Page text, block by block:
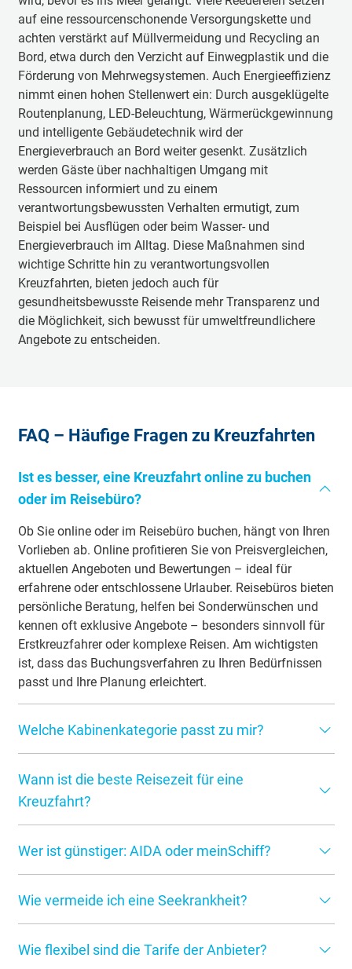
auf eine ressourcenschonende Versorgungskette und
achten verstärkt auf Müllvermeidung und Recycling an
Bord, etwa durch den Verzicht auf Einwegplastik und die
Förderung von Mehrwegsystemen. Auch Energieeffizienz
nimmt einen hohen Stellenwert ein: Durch ausgeklügelte
Routenplanung, LED-Beleuchtung, Wärmerückgewinnung
und intelligente Gebäudetechnik wird der
Energieverbrauch an Bord weiter gesenkt. Zusätzlich
werden Gäste über nachhaltigen Umgang mit
Ressourcen informiert und zu einem
verantwortungsbewussten Verhalten ermutigt, zum
Beispiel bei Ausflügen oder beim Wasser- und
Energieverbrauch im Alltag. Diese Maßnahmen sind
wichtige Schritte hin zu verantwortungsvollen
Kreuzfahrten, bieten jedoch auch für
gesundheitsbewusste Reisende mehr Transparenz und
die Möglichkeit, sich bewusst für umweltfreundlichere
Angebote zu entscheiden.
FAQ – Häufige Fragen zu Kreuzfahrten
Ist es besser, eine Kreuzfahrt online zu buchen
oder im Reisebüro?
Ob Sie online oder im Reisebüro buchen, hängt von Ihren
Vorlieben ab. Online profitieren Sie von Preisvergleichen,
aktuellen Angeboten und Bewertungen – ideal für
erfahrene oder entschlossene Urlauber. Reisebüros bieten
persönliche Beratung, helfen bei Sonderwünschen und
kennen oft exklusive Angebote – besonders sinnvoll für
Erstkreuzfahrer oder komplexe Reisen. Am wichtigsten
ist, dass das Buchungsverfahren zu Ihren Bedürfnissen
passt und Ihre Planung erleichtert.
Welche Kabinenkategorie passt zu mir?
persönlichen Vorlieben und Ihrem Budget ab.
Innenkabinen sind die günstigste Option, während
Wann ist die beste Reisezeit für eine
Kreuzfahrt?
die Karibik sind die Wintermonate ideal, während das
Mittelmeer im Frühling und Herbst am angenehmsten ist.
Wer ist günstiger: AIDA oder meinSchiff?
je nach Saison, Route und Kabine. AIDA bietet meist
günstigere Einstiegspreise, berechnet aber Extras wie
wodurch viele Leistungen im Preis enthalten sind. Das
Wie vermeide ich eine Seekrankheit?
der Mitte des Schiffes wählen, wo die Bewegung am
Wie flexibel sind die Tarife der Anbieter?